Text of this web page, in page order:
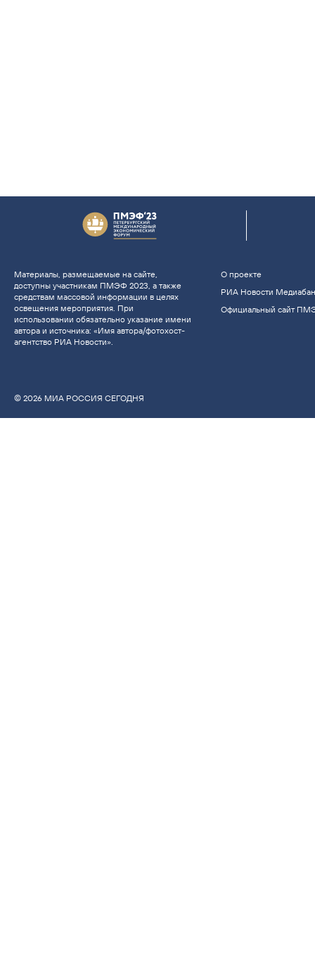
Материалы, размещаемые на сайте,
доступны участникам ПМЭФ 2023, а также
средствам массовой информации в целях
освещения мероприятия. При
использовании обязательно указание имени
автора и источника: «Имя автора/фотохост-
агентство РИА Новости».
О проекте
РИА Новости
Официальный сайт
© 2026 МИА РОССИЯ СЕГОДНЯ